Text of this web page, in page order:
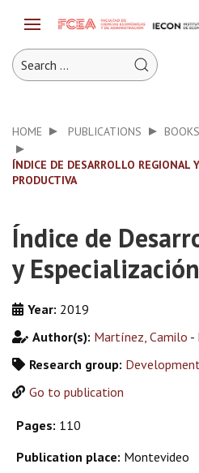
HOME PUBLICATIONS BOOKS
ÍNDICE DE DESARROLLO REGIONAL
PRODUCTIVA
Índice de
y
Year: 2019
Author(s): Martínez, Camilo -
Research group:
Go to publication
Pages: 110
Publication place: Montevideo